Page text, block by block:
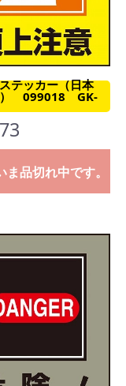
テッカー（日本
） 099018 GK-
ま品切れ中です。